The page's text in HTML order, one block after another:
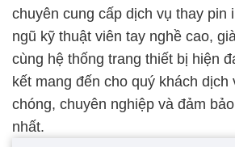
chuyên cung cấp dịch vụ thay pin
ngũ kỹ thuật viên tay nghề cao,
cùng hệ thống trang thiết bị hiện
kết mang đến cho quý khách dịch
chóng, chuyên nghiệp và đảm
nhất.